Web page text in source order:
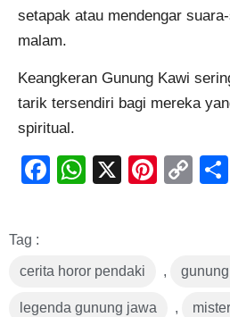
setapak atau mendengar
malam.
Keangkeran Gunung Kawi
tarik tersendiri bagi mereka
spiritual.
Facebook
WhatsApp
X
Tag :
cerita horor pendaki ,
legenda gunung jawa ,